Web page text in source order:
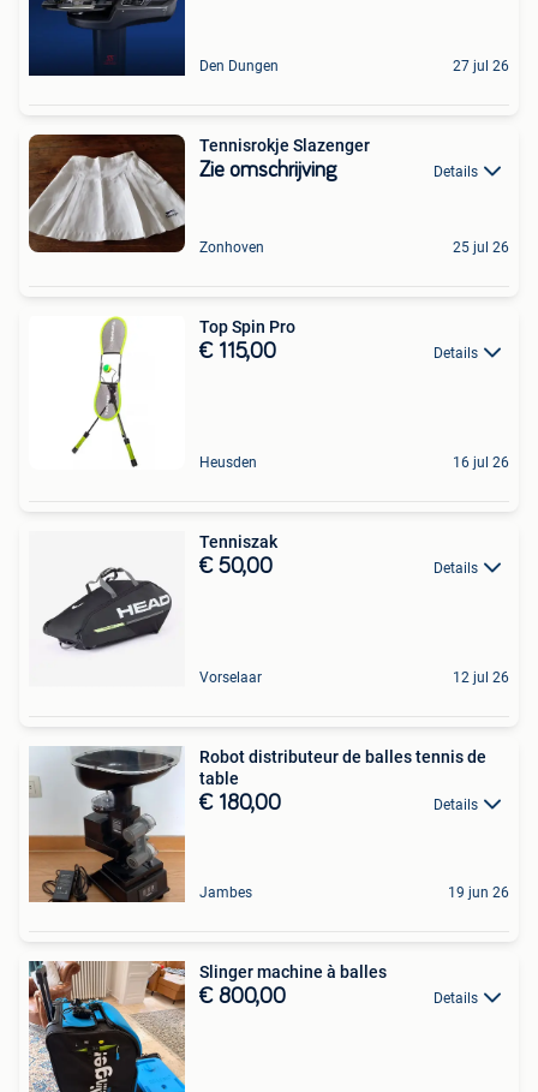
Den Dungen 27 jul 26
Tennisrokje Slazenger
Zie omschrijving Details
Zonhoven 25 jul 26
Top Spin Pro
€ 115,00 Details
Heusden 16 jul 26
Tenniszak
€ 50,00 Details
Vorselaar 12 jul 26
Robot distributeur de balles tennis de
table
€ 180,00 Details
Jambes 19 jun 26
Slinger machine à balles
€ 800,00 Details